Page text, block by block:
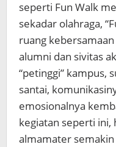
seperti Fun Walk
sekadar olahraga,
ruang
alumni dan sivitas
“petinggi” kampus,
santai,
emosionalnya
kegiatan seperti ini,
almamater